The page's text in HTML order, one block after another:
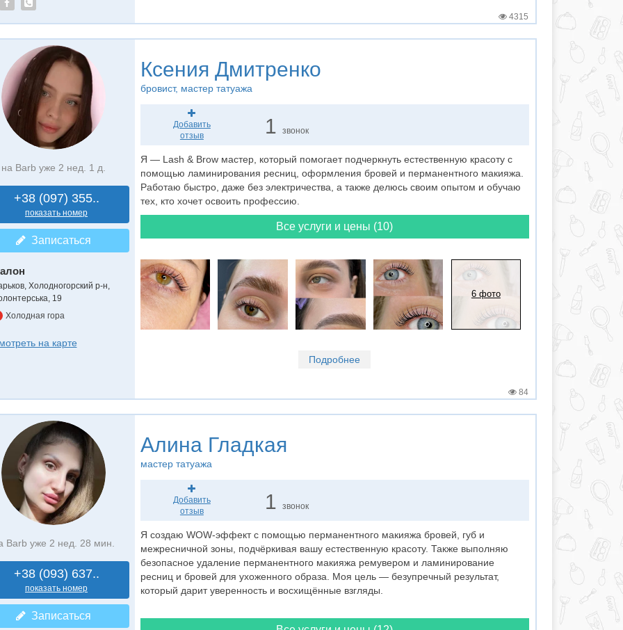
4315
на Barb уже 2 нед. 1 д.
+38 (097) 355..
показать номер
Записаться
Холодногорский р-н,
19
Холодная гора
на карте
Ксения Дмитренко
бровист, мастер татуажа
Добавить
отзыв
1звонок
Я — Lash & Brow мастер, который помогает подчеркнуть естественную красоту с
помощью ламинирования ресниц, оформления бровей и перманентного макияжа.
Работаю быстро, даже без электричества, а также делюсь своим опытом и обучаю
тех, кто хочет освоить профессию.
Все услуги и цены (10)
6 фото
Подробнее
84
Barb уже 2 нед. 28 мин.
+38 (093) 637..
показать номер
Записаться
Алина Гладкая
мастер татуажа
Добавить
отзыв
1звонок
Я создаю WOW-эффект с помощью перманентного макияжа бровей, губ и
межресничной зоны, подчёркивая вашу естественную красоту. Также выполняю
безопасное удаление перманентного макияжа ремувером и ламинирование
ресниц и бровей для ухоженного образа. Моя цель — безупречный результат,
который дарит уверенность и восхищённые взгляды.